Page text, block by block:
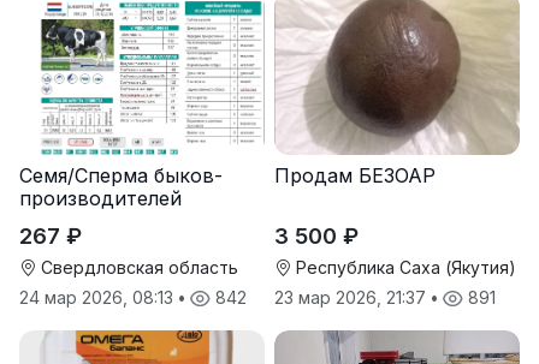
Семя/Сперма быков-
производителей
267 ₽
Свердловская область
24 мар 2026, 08:13 • 842
Продам БЕЗОАР
3 500 ₽
Республика Саха (Якутия)
23 мар 2026, 21:37 • 891